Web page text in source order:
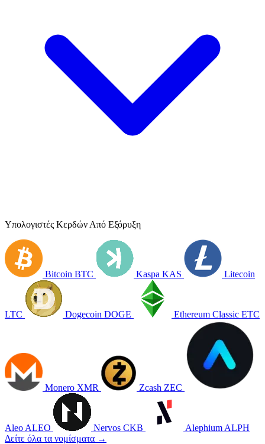
Υπολογιστές Κερδών Από Εξόρυξη
Bitcoin BTC Kaspa KAS Litecoin
LTC Dogecoin DOGE Ethereum Classic ETC
Monero XMR Zcash ZEC
Aleo ALEO Nervos CKB Alephium ALPH
Δείτε όλα τα νομίσματα →